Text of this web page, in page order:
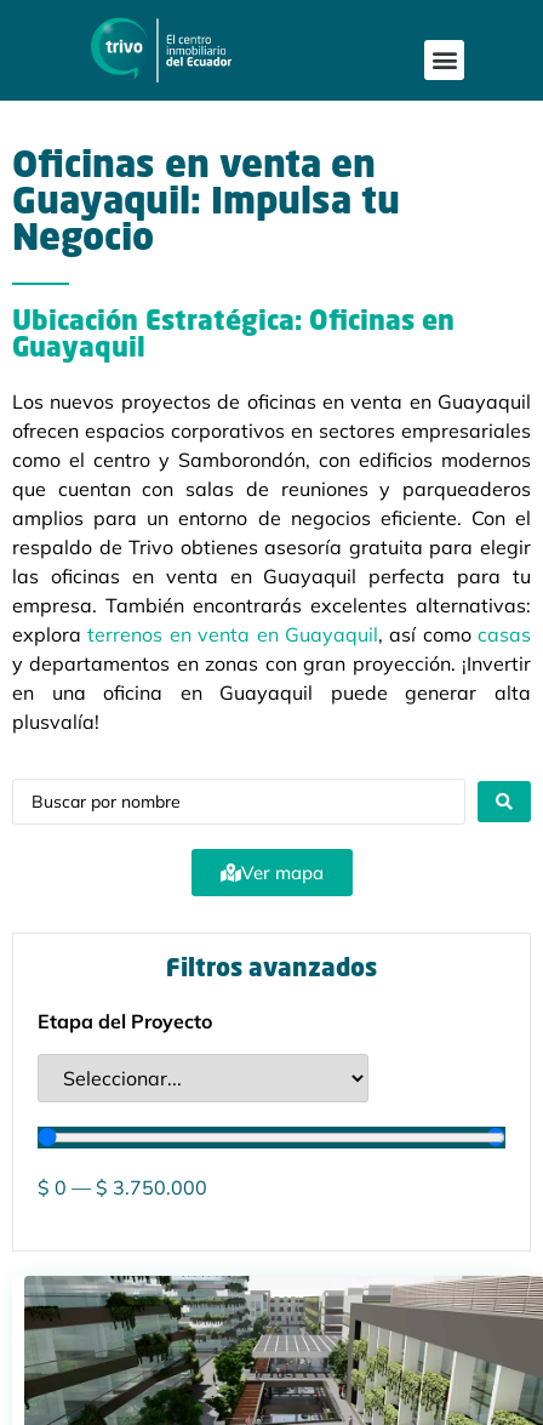
Oficinas en venta en
Guayaquil: Impulsa tu
Negocio
Ubicación Estratégica: Oficinas en
Guayaquil
Los nuevos proyectos de oficinas en venta en Guayaquil
ofrecen espacios corporativos en sectores empresariales
como el centro y Samborondón, con edificios modernos
que cuentan con salas de reuniones y parqueaderos
amplios para un entorno de negocios eficiente. Con el
respaldo de Trivo obtienes asesoría gratuita para elegir
las oficinas en venta en Guayaquil perfecta para tu
empresa. También encontrarás excelentes alternativas:
exploraterrenos en venta en Guayaquil, así como casas
y departamentos en zonas con gran proyección. ¡Invertir
en una oficina en Guayaquil puede generar alta
plusvalía!
Ver mapa
Filtros avanzados
Etapa del Proyecto
$ 0 —$ 3.750.000